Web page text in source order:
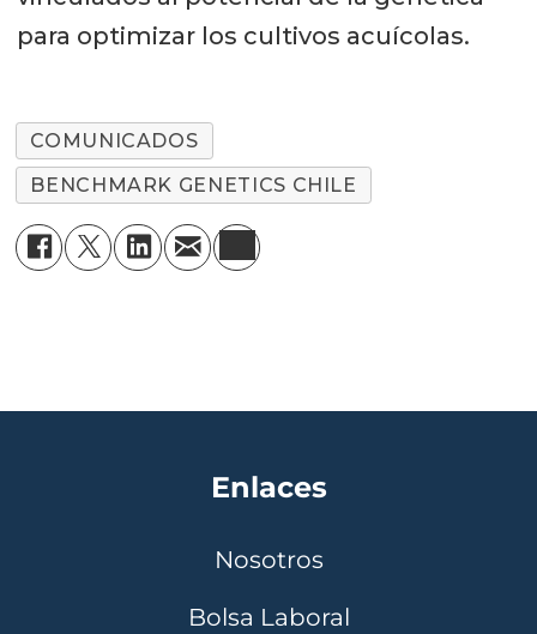
para optimizar los cultivos acuícolas.
COMUNICADOS
BENCHMARK GENETICS CHILE
Enlaces
Nosotros
Bolsa Laboral